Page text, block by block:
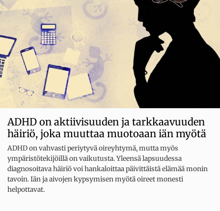
ADHD on aktiivisuuden ja tarkkaavuuden
häiriö, joka muuttaa muotoaan iän myötä
ADHD on vahvasti periytyvä oireyhtymä, mutta myös
ympäristötekijöillä on vaikutusta. Yleensä lapsuudessa
diagnosoitava häiriö voi hankaloittaa päivittäistä elämää monin
tavoin. Iän ja aivojen kypsymisen myötä oireet monesti
helpottavat.